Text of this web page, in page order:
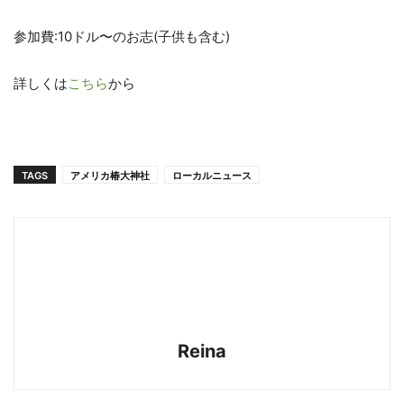
参加費:10ドル〜のお志(子供も含む)
詳しくはこちらから
TAGS アメリカ椿大神社 ローカルニュース
Reina